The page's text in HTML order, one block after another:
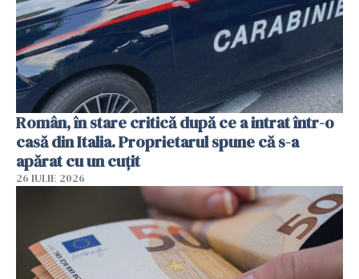
Român, în stare critică după ce a intrat într-o
casă din Italia. Proprietarul spune că s-a
apărat cu un cuțit
26 IULIE 2026